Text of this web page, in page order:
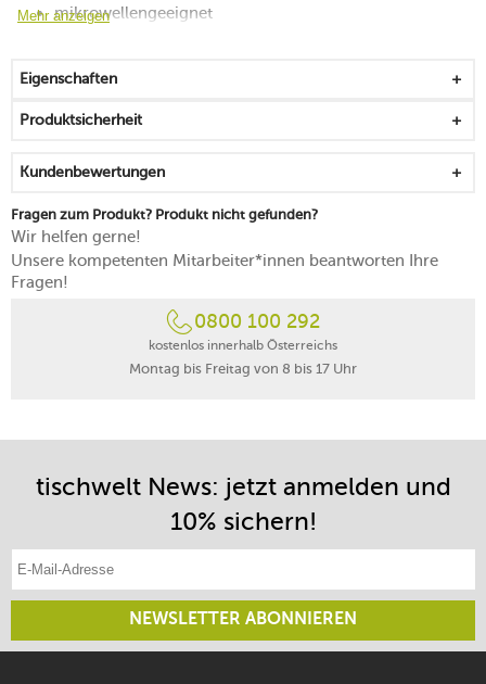
mikrowellengeeignet
Mehr anzeigen
Eigenschaften
Produktsicherheit
Kundenbewertungen
Fragen zum Produkt? Produkt nicht gefunden?
Wir helfen gerne!
Unsere kompetenten Mitarbeiter*innen beantworten Ihre
Fragen!
0800 100 292
kostenlos innerhalb Österreichs
Montag bis Freitag von 8 bis 17 Uhr
tischwelt News: jetzt anmelden und
10% sichern!
NEWSLETTER ABONNIEREN